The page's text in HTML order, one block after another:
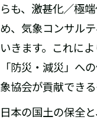
らも、激甚化／極
め、気象コンサル
いきます。これに
「防災・減災」へ
象協会が貢献できる
日本の国土の保全